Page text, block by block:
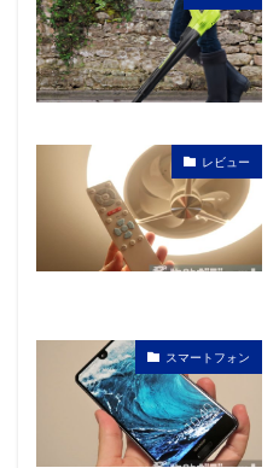
レビュー
スマートフォン